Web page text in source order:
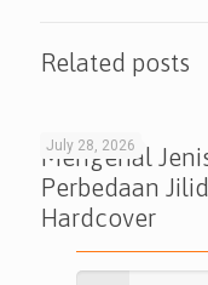
Related posts
July 28, 2026
Mengenal
Perbedaan
Hardcover